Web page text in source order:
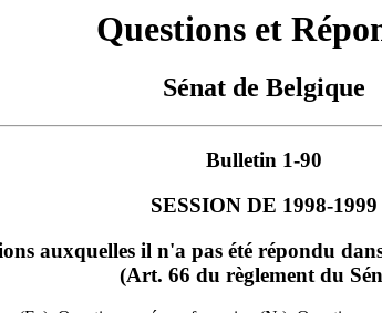
Questions et
Sénat de Belgique
Bulletin 1-90
SESSION DE 1998-1999
auxquelles il n'a pas été répondu
(Art. 66 du règlement du